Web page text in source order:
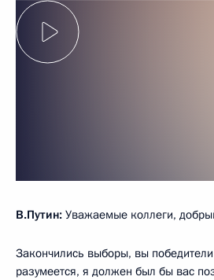
В.Путин: Уважаемые коллеги,
Закончились выборы, вы
разумеется, я должен был бы вас